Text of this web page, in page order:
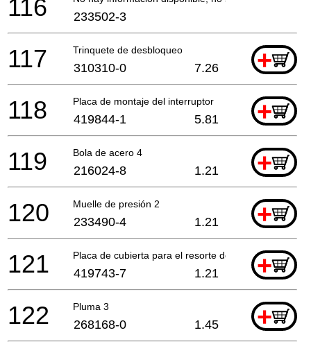
116 233502-3
Trinquete de desbloqueo +
117 310310-0 7.26
Placa de montaje del interruptor +
118 419844-1 5.81
Bola de acero 4 +
119 216024-8 1.21
Muelle de presión 2 +
120 233490-4 1.21
Placa de cubierta para el resorte del arrancador
+
121 419743-7 1.21
Pluma 3 +
122 268168-0 1.45